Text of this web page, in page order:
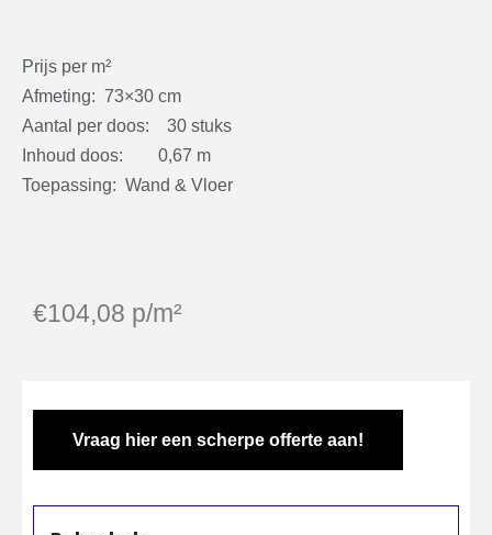
Prijs per m²
Afmeting: 73×30 cm
Aantal per doos: 30 stuks
Inhoud doos: 0,67 m
Toepassing: Wand & Vloer
€104,08 p/m²
Vraag hier een scherpe offerte aan!